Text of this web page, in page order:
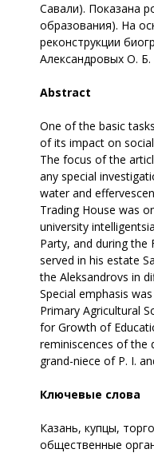
Савали). Показана
образования). На
реконструкции
Александровых О. Б.
Abstract
One of the basic
of its impact on
The focus of the
any special
water and
Trading House was
university
Party, and during the
served in his estate
the Aleksandrovs in
Special emphasis
Primary Agricultural
for Growth of
reminiscences of the
grand-niece of P. I.
Ключевые слова
Казань, купцы,
общественные